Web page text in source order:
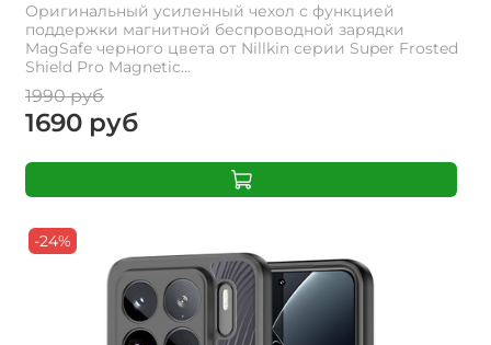
Оригинальный усиленный чехол с функцией
поддержки магнитной беспроводной зарядки
MagSafe черного цвета от Nillkin серии Super Frosted
Shield Pro Magnetic...
1990 руб
1690 руб
-24%